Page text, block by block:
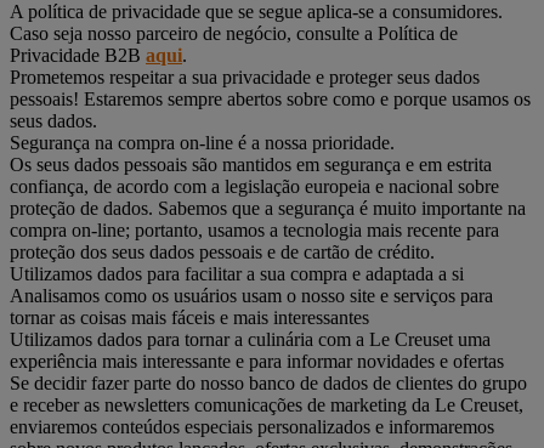
A política de privacidade que se segue aplica-se a consumidores.
Caso seja nosso parceiro de negócio, consulte a Política de
Privacidade B2B aqui.
Prometemos respeitar a sua privacidade e proteger seus dados
pessoais! Estaremos sempre abertos sobre como e porque usamos os
seus dados.
Segurança na compra on-line é a nossa prioridade.
Os seus dados pessoais são mantidos em segurança e em estrita
confiança, de acordo com a legislação europeia e nacional sobre
proteção de dados. Sabemos que a segurança é muito importante na
compra on-line; portanto, usamos a tecnologia mais recente para
proteção dos seus dados pessoais e de cartão de crédito.
Utilizamos dados para facilitar a sua compra e adaptada a si
Analisamos como os usuários usam o nosso site e serviços para
tornar as coisas mais fáceis e mais interessantes
Utilizamos dados para tornar a culinária com a Le Creuset uma
experiência mais interessante e para informar novidades e ofertas
Se decidir fazer parte do nosso banco de dados de clientes do grupo
e receber as newsletters comunicações de marketing da Le Creuset,
enviaremos conteúdos especiais personalizados e informaremos